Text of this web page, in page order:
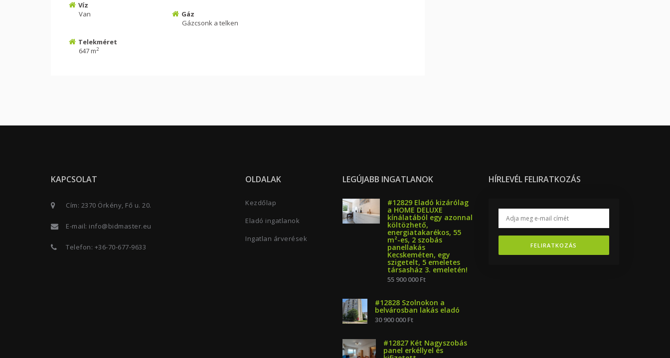
Víz
Van
Gáz
Gázcsonk a telken
Telekméret
647 m2
KAPCSOLAT
Cím: 2370 Örkény, Fő u. 20.
E-mail: info@bidmaster.eu
Telefon: +36-70-677-9633
OLDALAK
Kezdőlap
Eladó ingatlanok
Ingatlan árverések
LEGÚJABB INGATLANOK
#12829 Eladó kizárólag
a HOME DELUXE
kínálatából egy azonnal
költözhető,
energiatakarékos, 55
m²-es, 2 szobás
panellakás
Kecskeméten, egy
szigetelt, 5 emeletes
társasház 3. emeletén!
55 900 000 Ft
#12828 Szolnokon a
belvárosban lakás eladó
30 900 000 Ft
#12827 Két Nagyszobás
panel erkéllyel és
HÍRLEVÉL FELIRATKOZÁS
FELIRATKOZÁS